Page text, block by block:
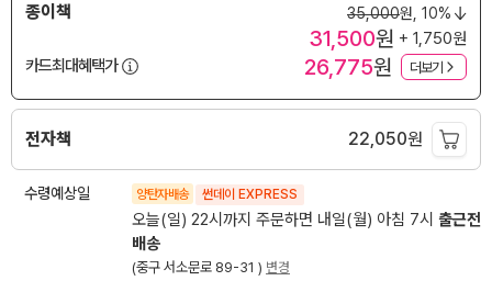
종이책 35,000원, 10%
31,500원 + 1,750원
카드최대혜택가
26,775원 더보기
전자책 22,050원
수령예상일 양탄자배송 썬데이 EXPRESS
오늘(일) 22시까지 주문하면 내일(월) 아침 7시 출근전
배송
(중구 서소문로 89-31 ) 변경